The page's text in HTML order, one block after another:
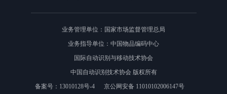
业务管理单位： 国家市场监督管理总局
业务指导单位： 中国物品编码中心
国际自动识别与移动技术协会
中国自动识别技术协会 版权所有
备案号：13010128号-4
京公网安备 11010102006147号